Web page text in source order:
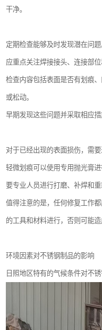
干净。
定期检查能够及时发现潜在问题
应重点关注焊接接头、连接部
检查内容包括表面是否有划痕
或松动。
早期发现这些问题并采取相应
对于已经出现的表面损伤，需要
轻微划痕可以使用专用抛光膏
要专业人员进行打磨、补焊和重
值得注意的是，任何修复工作
的工具和材料进行，否则可能造
环境因素对不锈钢制品的影响
日照地区特有的气候条件对不